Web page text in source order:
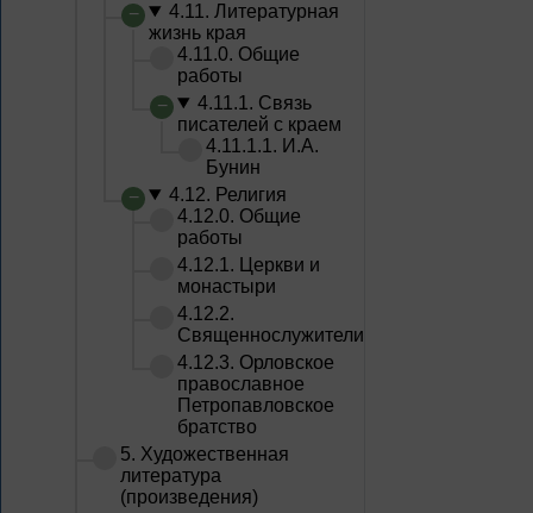
4.11. Литературная
жизнь края
4.11.0. Общие
работы
4.11.1. Связь
писателей с краем
4.11.1.1. И.А.
Бунин
4.12. Религия
4.12.0. Общие
работы
4.12.1. Церкви и
монастыри
4.12.2.
Священнослужители
4.12.3. Орловское
православное
Петропавловское
братство
5. Художественная
литература
(произведения)